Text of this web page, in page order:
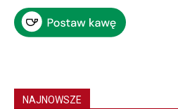
NAJNOWSZE